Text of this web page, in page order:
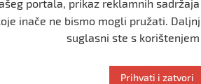
odbornici u 17 gradskih opština.
da glasaju na 1.265 biračkih mjesta.
lista koje će se naći na
portala, prikaz reklamnih
inače ne bismo mogli pružati.
suglasni ste s korištenjem
Prihvati i zatvori